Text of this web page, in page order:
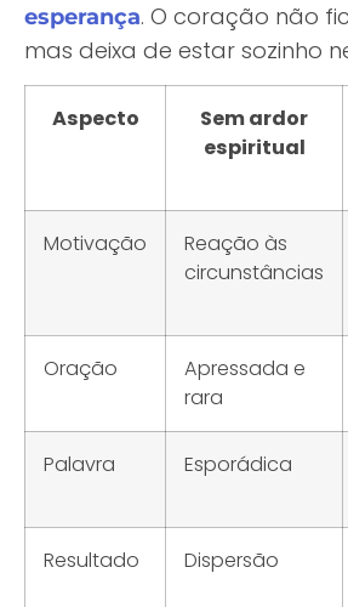
esperança. O coração não
mas deixa de estar sozinho
Aspecto
Sem ardor
espiritual
Motivação
Reação às
circunstâncias
Oração
Apressada e
rara
Palavra Esporádica
Resultado Dispersão